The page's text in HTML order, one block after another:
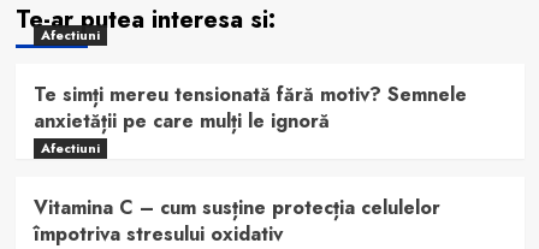
Te-ar putea interesa si:
Afectiuni
Te simți mereu tensionată fără motiv? Semnele
anxietății pe care mulți le ignoră
Afectiuni
Vitamina C – cum susține protecția celulelor
împotriva stresului oxidativ